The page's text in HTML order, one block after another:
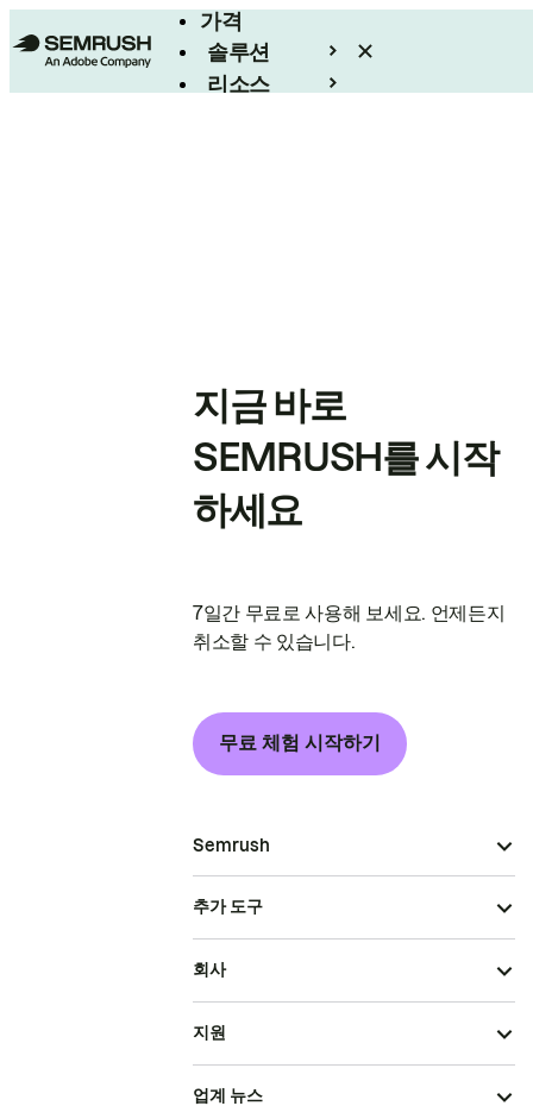
가격
솔루션
리소스
지금 바로
SEMRUSH를 시작
하세요
7일간 무료로 사용해 보세요. 언제든지
취소할 수 있습니다.
무료 체험 시작하기
Semrush
추가 도구
회사
지원
업계 뉴스